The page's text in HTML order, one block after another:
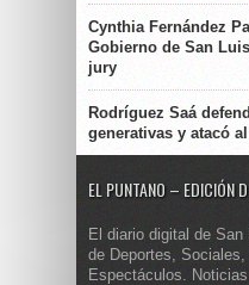
Cynthia Fernández
Gobierno de San
jury
Rodríguez Saá
generativas y atacó
EL PUNTANO – EDICIÓN
El diario digital de
de Deportes,
Espectáculos.